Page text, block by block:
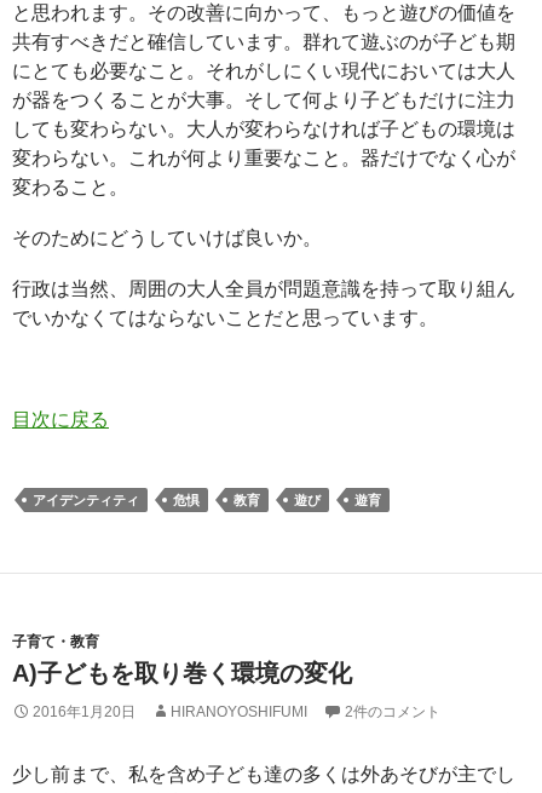
と思われます。その改善に向かって、もっと遊びの価値を
共有すべきだと確信しています。群れて遊ぶのが子ども期
にとても必要なこと。それがしにくい現代においては大人
が器をつくることが大事。そして何より子どもだけに注力
しても変わらない。大人が変わらなければ子どもの環境は
変わらない。これが何より重要なこと。器だけでなく心が
変わること。
そのためにどうしていけば良いか。
行政は当然、周囲の大人全員が問題意識を持って取り組ん
でいかなくてはならないことだと思っています。
目次に戻る
アイデンティティ 危惧 教育 遊び 遊育
子育て・教育
A)子どもを取り巻く環境の変化
2016年1月20日 HIRANOYOSHIFUMI 2件のコメント
少し前まで、私を含め子ども達の多くは外あそびが主でし